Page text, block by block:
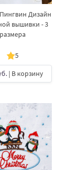
Дизайн
вышивки - 3
размера
5
| В корзину